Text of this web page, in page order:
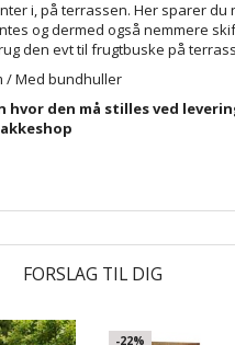
i, på terrassen. Her sparer du
og dermed også nemmere
den evt til frugtbuske på
/ Med bundhuller
hvor den må stilles ved
FORSLAG TIL DIG
-22%